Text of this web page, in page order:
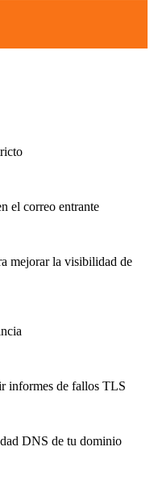
el correo entrante
mejorar la visibilidad de
informes de fallos TLS
DNS de tu dominio